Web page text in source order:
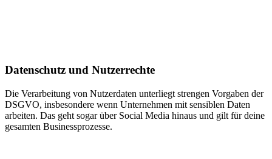
Datenschutz und Nutzerrechte
Die Verarbeitung von Nutzerdaten unterliegt strengen Vorgaben der
DSGVO, insbesondere wenn Unternehmen mit sensiblen Daten
arbeiten. Das geht sogar über Social Media hinaus und gilt für deine
gesamten Businessprozesse.